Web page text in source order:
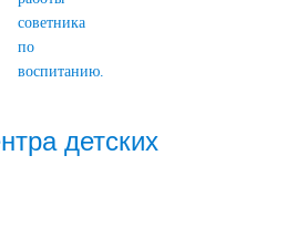
советника
по
воспитанию.
детских